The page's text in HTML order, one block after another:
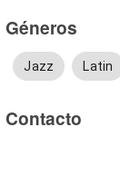
Géneros
Jazz Latin
Contacto